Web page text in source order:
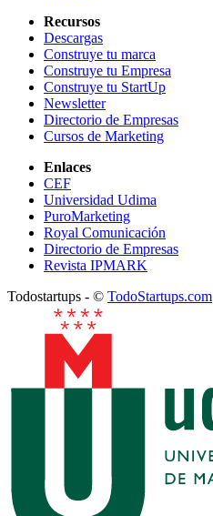
Recursos
Descargas
Construye tu marca
Construye tu Empresa
Construye tu StartUp
Newsletter
Directorio de Empresas
Cursos de Marketing
Enlaces
CEF
Universidad Udima
PuroMarketing
Royal Comunicación
Directorio de Empresas
Revista IPMARK
Todostartups - © TodoStartups.com